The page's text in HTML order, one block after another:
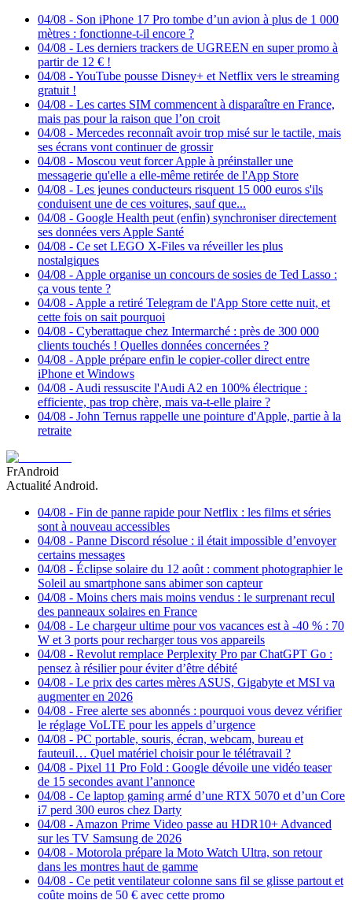
04/08 - Son iPhone 17 Pro tombe d’un avion à plus de 1 000
mètres : fonctionne-t-il encore ?
04/08 - Les derniers trackers de UGREEN en super promo à
partir de 12 € !
04/08 -YouTube pousse Disney+ et Netflix vers le streaming
gratuit !
04/08 - Les cartes SIM commencent à disparaître en France,
mais pas pour la raison que l’on croit
04/08 - Mercedes reconnaît avoir trop misé sur le tactile, mais
ses écrans vont continuer de grossir
04/08 - Moscou veut forcer Apple à préinstaller une
messagerie qu'elle a elle-même retirée de l'App Store
04/08 - Les jeunes conducteurs risquent 15 000 euros s'ils
conduisent une de ces voitures, sauf que...
04/08 - Google Health peut (enfin) synchroniser directement
ses données vers Apple Santé
04/08 - Ce set LEGO X-Files va réveiller les plus
nostalgiques
04/08 - Apple organise un concours de sosies de Ted Lasso :
ça vous tente ?
04/08 - Apple a retiré Telegram de l'App Store cette nuit, et
cette fois on sait pourquoi
04/08 - Cyberattaque chez Intermarché : près de 300 000
clients touchés ! Quelles données concernées ?
04/08 - Apple prépare enfin le copier-coller direct entre
iPhone et Windows
04/08 - Audi ressuscite l'Audi A2 en 100% électrique :
efficiente, pas trop chère, mais va-t-elle plaire ?
04/08 - John Ternus rappelle une pointure d'Apple, partie à la
retraite
FrAndroid
Actualité Android.
04/08 - Fin de panne rapide pour Netflix : les films et séries
sont à nouveau accessibles
04/08 - Panne Discord résolue : il était impossible d’envoyer
certains messages
04/08 - Éclipse solaire du 12 août : comment photographier le
Soleil au smartphone sans abimer son capteur
04/08 - Moins chers mais moins vendus : le surprenant recul
des panneaux solaires en France
04/08 - Le chargeur ultime pour vos vacances est à -40 % : 70
W et 3 ports pour recharger tous vos appareils
04/08 - Revolut remplace Perplexity Pro par ChatGPT Go :
pensez à résilier pour éviter d’être débité
04/08 - Le prix des cartes mères ASUS, Gigabyte et MSI va
augmenter en 2026
04/08 - Free alerte ses abonnés : pourquoi vous devez vérifier
le réglage VoLTE pour les appels d’urgence
04/08 - PC portable, souris, écran, webcam, bureau et
fauteuil… Quel matériel choisir pour le télétravail ?
04/08 - Pixel 11 Pro Fold : Google dévoile une vidéo teaser
de 15 secondes avant l’annonce
04/08 - Ce laptop gaming armé d’une RTX 5070 et d’un Core
i7 perd 300 euros chez Darty
04/08 - Amazon Prime Video passe au HDR10+ Advanced
sur les TV Samsung de 2026
04/08 - Motorola prépare la Moto Watch Ultra, son retour
dans les montres haut de gamme
04/08 - Ce petit ventilateur colonne sans fil se glisse partout et
coûte moins de 50 € avec cette promo